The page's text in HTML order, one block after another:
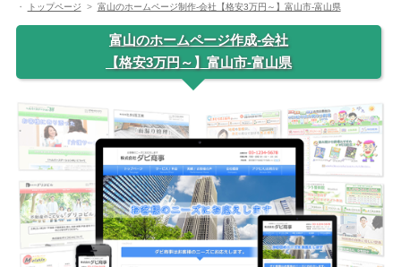
・ トップページ 富山のホームページ制作-会社【格安3万円～】富山市-富山県
富山のホームページ作成-会社
【格安3万円～】富山市-富山県